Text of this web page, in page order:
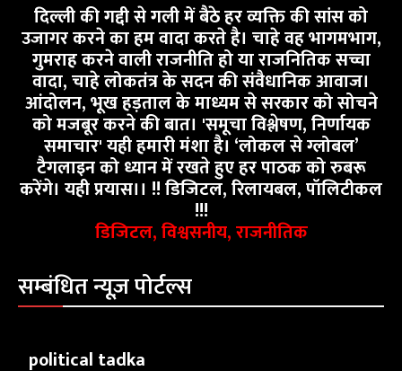
दिल्ली की गद्दी से गली में बैठे हर व्यक्ति की सांस को
उजागर करने का हम वादा करते है। चाहे वह भागमभाग,
गुमराह करने वाली राजनीति हो या राजनितिक सच्चा
वादा, चाहे लोकतंत्र के सदन की संवैधानिक आवाज।
आंदोलन, भूख हड़ताल के माध्यम से सरकार को सोचने
को मजबूर करने की बात। 'समूचा विश्लेषण, निर्णायक
समाचार' यही हमारी मंशा है। ‘लोकल से ग्लोबल’
टैगलाइन को ध्यान में रखते हुए हर पाठक को रुबरू
करेंगे। यही प्रयास।। !! डिजिटल, रिलायबल, पॉलिटीकल
!!!
डिजिटल, विश्वसनीय, राजनीतिक
सम्बंधित न्यूज़ पोर्टल्स
political tadka